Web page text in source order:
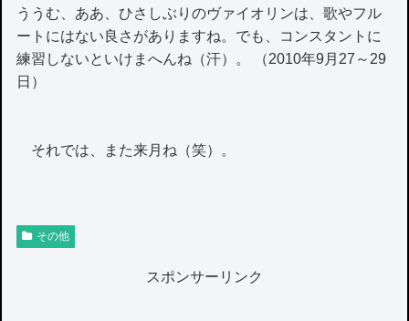
ううむ、ああ、ひさしぶりのヴァイオリンは、歌やフル
ートにはない良さがありますね。でも、コンスタントに
練習しないといけまへんね（汗）。 （2010年9月27～29
日）
それでは、また来月ね（笑）。
その他
スポンサーリンク